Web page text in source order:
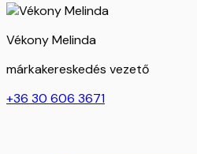
Vékony Melinda
márkakereskedés vezető
+36 30 606 3671